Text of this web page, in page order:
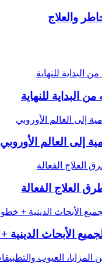
والعلاج
البداية للنهاية
إلى العالم الأوروبي
العلاج الفعالة